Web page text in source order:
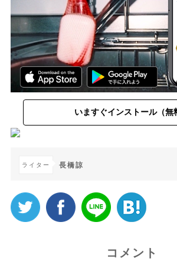
いますぐインストール（無
ライター 長橋諒
コメント